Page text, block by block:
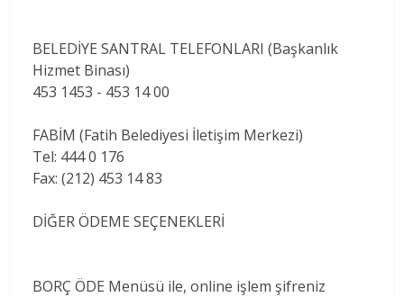
BELEDİYE SANTRAL TELEFONLARI (Başkanlık
Hizmet Binası)
453 1453 - 453 14 00
FABİM (Fatih Belediyesi İletişim Merkezi)
Tel: 444 0 176
Fax: (212) 453 14 83
DİĞER ÖDEME SEÇENEKLERİ
BORÇ ÖDE Menüsü ile, online işlem şifreniz